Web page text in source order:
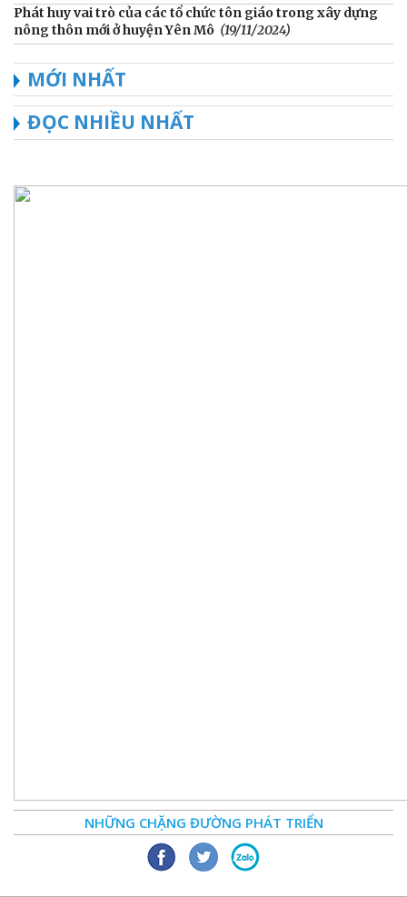
Phát huy vai trò của các tổ chức tôn giáo trong xây dựng
nông thôn mới ở huyện Yên Mô (19/11/2024)
MỚI NHẤT
ĐỌC NHIỀU NHẤT
NHỮNG CHẶNG ĐƯỜNG PHÁT TRIỂN